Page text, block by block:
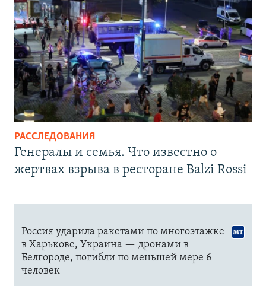
РАССЛЕДОВАНИЯ
Генералы и семья. Что известно о
жертвах взрыва в ресторане Balzi Rossi